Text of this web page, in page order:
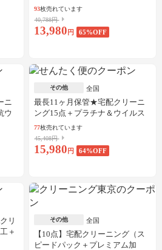
93枚売れています
40,788円
13,980 円 65%OFF
ニ
ウ
その他 全国
最長11ヶ月保管★宅配クリーニ
ング15点＋プラチナ＆ウイルス
加工
77枚売れています
45,408円
15,980 円 64%OFF
リ
＋
その他 全国
【10点】宅配クリーニング（ス
ピードパック＋プレミアム加